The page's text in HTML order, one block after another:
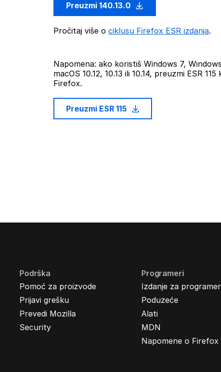
Preuzmi 140.13.0
Pročitaj više o ciklusu Firefox ESR izdanja.
Napomena: ako koristiš Windows 7,
macOS 10.12, 10.13 ili 10.14, preuzmi ESR
Firefox.
Preuzmi ESR 115
Podrška
Pomoć za proizvode
Prijavi grešku
Prevedi Mozilla
Security
Programeri
Izdanje za
Poduzeće
Alati
MDN
Napomene o Firefox